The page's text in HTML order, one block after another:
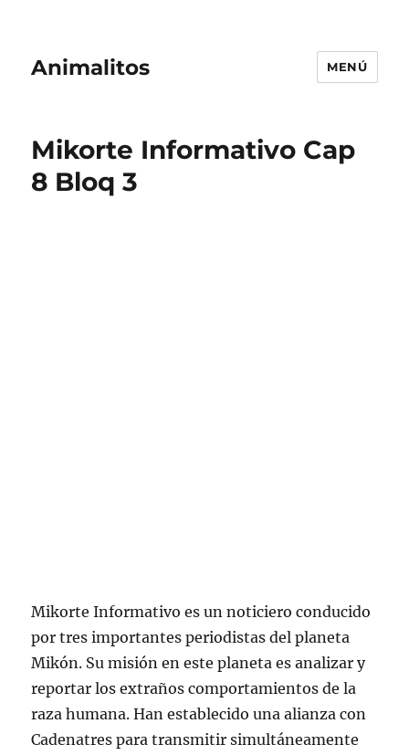
Animalitos MENÚ
Mikorte Informativo Cap
8 Bloq 3
Mikorte Informativo es un noticiero conducido
por tres importantes periodistas del planeta
Mikón. Su misión en este planeta es analizar y
reportar los extraños comportamientos de la
raza humana. Han establecido una alianza con
Cadenatres para transmitir simultáneamente